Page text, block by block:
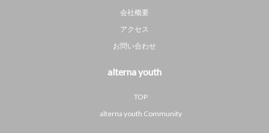
会社概要
アクセス
お問い合わせ
alterna youth
TOP
alterna youth Community